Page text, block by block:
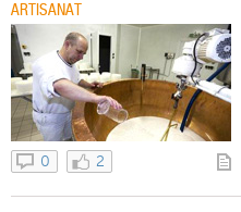
ARTISANAT
0 2